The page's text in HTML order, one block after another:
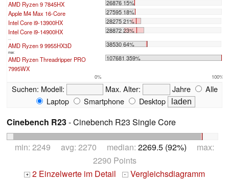
AMD Ryzen 9 7845HX
26876 15%
Apple M4 Max 16-Core
27595 18%
Intel Core i9-13900HX
28275 21%
Intel Core i9-14900HX
28872 23%
...
AMD Ryzen 9 9955HX3D 38530 64%
max:
AMD Ryzen Threadripper PRO
7995WX
107681 359%
0% 100%
Suchen: Modell: Max. Alter: Jahre
Alle
Laptop
Smartphone Desktop
Cinebench R23- Cinebench R23 Single Core
min: 2249 avg: 2270 median: 2269.5 (92%) max:
2290 Points
+ 2 Einzelwerte im Detail - Vergleichsdiagramm